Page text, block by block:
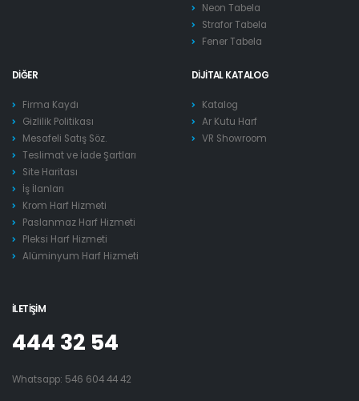
Neon Tabela
Strafor Tabela
Fener Tabela
DIĞER
Firma Kaydı
Gizlilik Politikası
Mesafeli Satış Söz.
Teslimat ve İade Şartları
Site Haritası
İş İlanları
Krom Harf Hizmeti
Paslanmaz Harf Hizmeti
Pleksi Harf Hizmeti
Alüminyum Harf Hizmeti
DIJITAL KATALOG
Katalog
Ar Kutu Harf
VR Showroom
İLETIŞIM
444 32 54
Whatsapp: 546 604 44 42